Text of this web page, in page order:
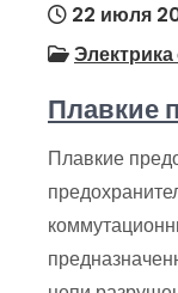
22 июля
Плавкие
Плавкие